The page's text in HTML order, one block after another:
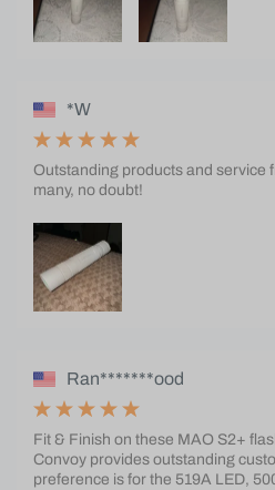
*W
Outstanding products and service
many, no doubt!
Ran*******ood
Fit & Finish on these MAO S2+
Convoy provides outstanding
preference is for the 519A LED,